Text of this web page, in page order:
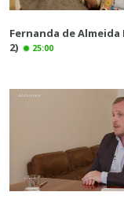
Fernanda de Almeida
2)
25:00